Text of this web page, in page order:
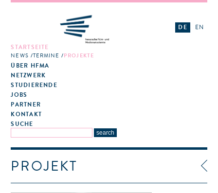
STARTSEITE
NEWS TERMINE PROJEKTE
ÜBER HFMA
NETZWERK
STUDIERENDE
JOBS
PARTNER
KONTAKT
SUCHE
DE EN
PROJEKT